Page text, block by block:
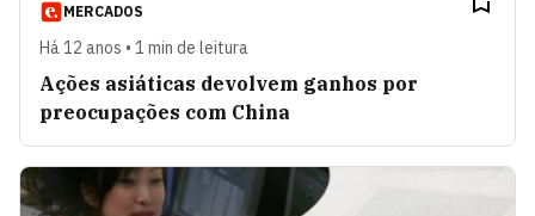
MERCADOS
Há 12 anos • 1 min de leitura
Ações asiáticas devolvem ganhos por
preocupações com China